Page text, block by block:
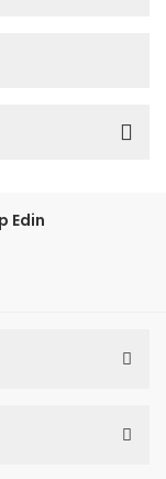
Edin